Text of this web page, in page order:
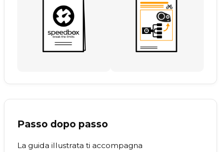
Passo dopo passo
La guida illustrata ti accompagna